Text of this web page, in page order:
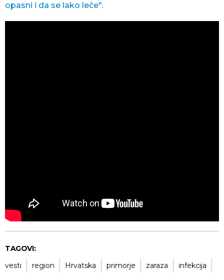
opasni i da se lako leče".
TAGOVI:
vesti
region Hrvatska primorje zaraza infekcija